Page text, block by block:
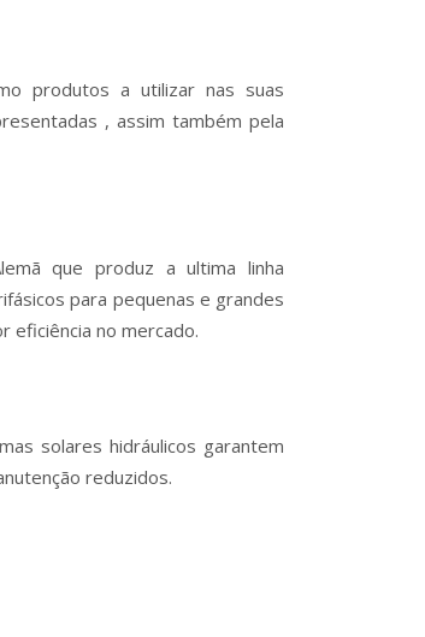
produtos a utilizar nas suas
, assim também pela
que produz a ultima linha
para pequenas e grandes
eficiência no mercado.
solares hidráulicos garantem
reduzidos.